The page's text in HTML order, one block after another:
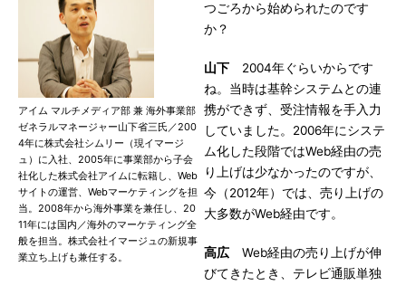
アイム マルチメディア部 兼 海外事業部
ゼネラルマネージャー山下省三氏／200
4年に株式会社シムリー（現イマージ
ュ）に入社、2005年に事業部から子会
社化した株式会社アイムに転籍し、Web
サイトの運営、Webマーケティングを担
当。2008年から海外事業を兼任し、20
11年には国内／海外のマーケティング全
般を担当。株式会社イマージュの新規事
業立ち上げも兼任する。
つごろから始められたのです
か？
山下 2004年ぐらいからです
ね。当時は基幹システムとの連
携ができず、受注情報を手入力
していました。2006年にシステ
ム化した段階ではWeb経由の売
り上げは少なかったのですが、
今（2012年）では、売り上げの
大多数がWeb経由です。
高広 Web経由の売り上げが伸
びてきたとき、テレビ通販単独